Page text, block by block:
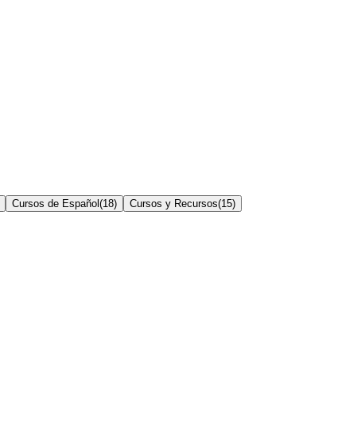
Cursos de Español (18) Cursos y Recursos(15)